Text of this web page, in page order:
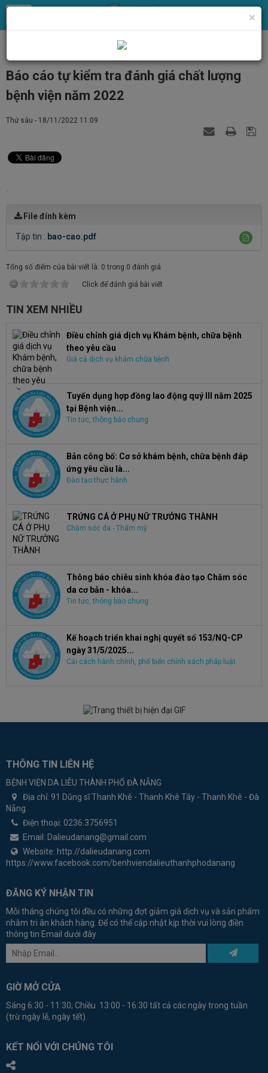
Tin y tế
Báo cáo tự kiểm tra đánh giá chất lượng
bệnh viện năm 2022
Thứ sáu - 18/11/2022 11:09
File đính kèm
Tập tin : bao-cao.pdf
Tổng số điểm của bài viết là: 0 trong 0 đánh giá
Click để đánh giá bài viết
TIN XEM NHIỀU
Điều chỉnh giá dịch vụ Khám bệnh, chữa bệnh
theo yêu cầu
Giá cả dịch vụ khám chữa bệnh
Tuyển dụng hợp đồng lao động quý III năm 2025
tại Bệnh viện...
Tin tức, thông báo chung
Bản công bố: Cơ sở khám bệnh, chữa bệnh đáp
ứng yêu cầu là...
Đào tạo thực hành
TRỨNG CÁ Ở PHỤ NỮ TRƯỞNG THÀNH
Chăm sóc da - Thẩm mỹ
Thông báo chiêu sinh khóa đào tạo Chăm sóc
da cơ bản - khóa...
Tin tức, thông báo chung
Kế hoạch triển khai nghị quyết số 153/NQ-CP
ngày 31/5/2025...
Cải cách hành chính, phổ biến chính sách pháp luật
THÔNG TIN LIÊN HỆ
BỆNH VIỆN DA LIỄU THÀNH PHỐ ĐÀ NẴNG
Địa chỉ: 91 Dũng sĩ Thanh Khê - Thanh Khê Tây - Thanh Khê - Đà
Nẵng
Điện thoại: 0236.3756951
Email: Dalieudanang@gmail.com
Website: http://dalieudanang.com
https://www.facebook.com/benhviendalieuthanhphodanang
ĐĂNG KÝ NHẬN TIN
Mỗi tháng chúng tôi đều có những đợt giảm giá dịch vụ và sản phẩm
nhằm tri ân khách hàng. Để có thể cập nhật kịp thời vui lòng điền
thông tin Email dưới đây
GIỜ MỞ CỬA
Sáng 6:30 - 11:30; Chiều 13:00 - 16:30 tất cả các ngày trong tuần
(trừ ngày lễ, ngày tết).
KẾT NỐI VỚI CHÚNG TÔI
×